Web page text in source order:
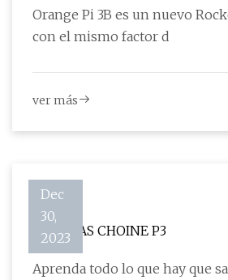
Orange Pi 3B es un nuevo
con el mismo factor d
ver más
Dec
30,
2023
GAMDIAS CHOINE P3
Aprenda todo lo que hay que